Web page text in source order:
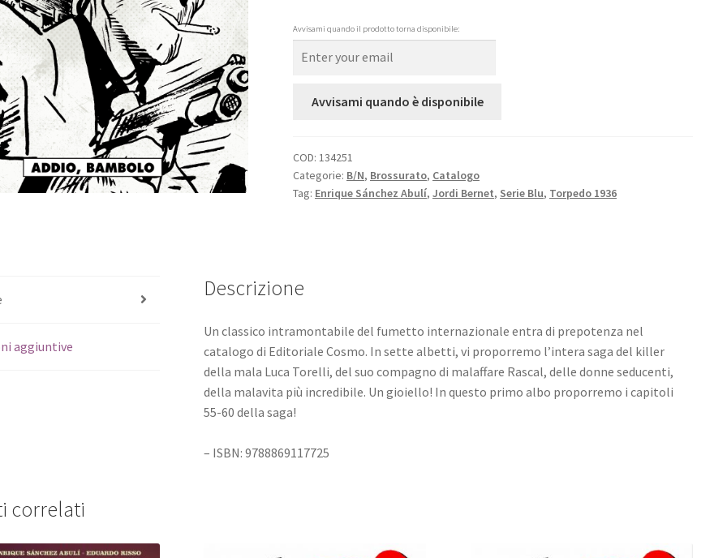
Avvisami quando il prodotto torna disponibile:
Avvisami quando è disponibile
COD: 134251
Categorie: B/N, Brossurato, Catalogo
Tag: Enrique Sánchez Abulí, Jordi Bernet, Serie Blu, Torpedo 1936
aggiuntive
Descrizione
Un classico intramontabile del fumetto internazionale entra di prepotenza nel
catalogo di Editoriale Cosmo. In sette albetti, vi proporremo l’intera saga del killer
della mala Luca Torelli, del suo compagno di malaffare Rascal, delle donne seducenti,
della malavita più incredibile. Un gioiello! In questo primo albo proporremo i capitoli
55-60 della saga!
– ISBN: 9788869117725
correlati